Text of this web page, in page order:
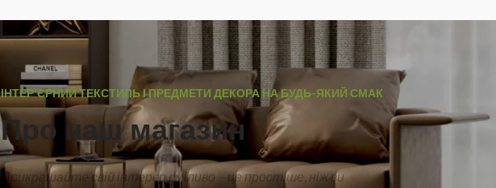
ІНТЕР'ЄРНИЙ ТЕКСТИЛЬ І ПРЕДМЕТИ ДЕКОРА НА БУДЬ-ЯКИЙ СМАК
Про наш магазин
Прикрашайте свій інтерєр сміливо – це простіше, ніж ви